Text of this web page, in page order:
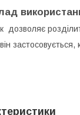
дозволяє